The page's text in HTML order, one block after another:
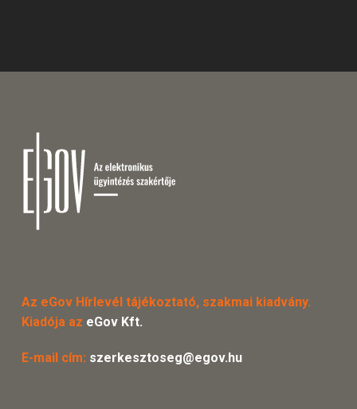
Az eGov Hírlevél tájékoztató, szakmai kiadvány.
Kiadója az eGov Kft.
E-mail cím: szerkesztoseg@egov.hu